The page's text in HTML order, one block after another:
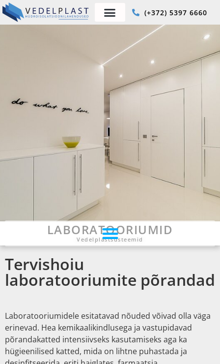
(+372) 5397 6660
LABORATOORIUMID
Vedelplastsüsteemid
Tervishoiu
laboratooriumite põrandad
Laboratooriumidele esitatavad nõuded võivad olla väga
erinevad. Hea kemikaalikindlusega ja vastupidavad
põrandakatted intensiivseks kasutamiseks aga ka
hügieenilised katted, mida on lihtne puhastada ja